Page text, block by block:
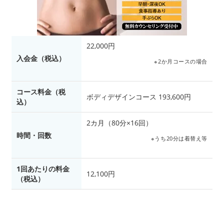
入会金（税込）
22,000円
※2か月コースの場合
コース料金（税
込）
ボディデザインコース 193,600円
時間・回数
2カ月（80分×16回）
※うち20分は着替え等
1回あたりの料金
（税込）
12,100円